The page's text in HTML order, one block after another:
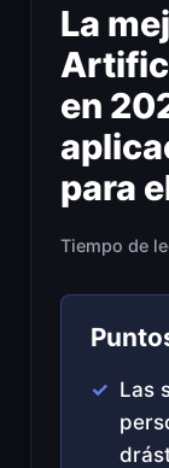
La
en
para
Tiempo de
Las